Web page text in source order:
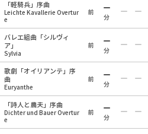
「軽騎兵」序曲
Leichte Kavallerie Overtur
e
前
分
バレエ組曲「シルヴィ
ア」
Sylvia
前
分
歌劇「オイリアンテ」序
曲
Euryanthe
前
分
「詩人と農夫」序曲
Dichter und Bauer Overtur
e
前
分